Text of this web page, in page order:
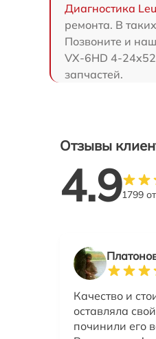
Диагностика
ремонта. В
Позвоните и
VX-6HD 4-24x52
запчастей.
Отзывы
4.91799
Качество и
оставляла
починили его